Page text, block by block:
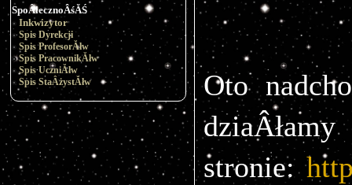
SpoÂłecznoÂśĂŚ
Inkwizytor
Spis Dyrekcji
Spis ProfesorĂłw
Spis PracownikĂłw
Spis UczniĂłw
Spis StaÂżystĂłw
Oto
stronie: